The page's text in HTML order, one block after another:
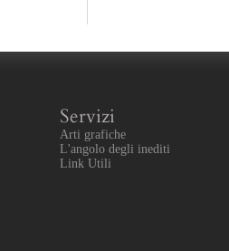
Servizi
Arti grafiche
L'angolo degli inediti
Link Utili